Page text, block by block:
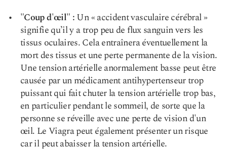
"Coup d'œil" :Un « accident vasculaire cérébral »
signifie qu’il y a trop peu de flux sanguin vers les
tissus oculaires. Cela entraînera éventuellement la
mort des tissus et une perte permanente de la vision.
Une tension artérielle anormalement basse peut être
causée par un médicament antihypertenseur trop
puissant qui fait chuter la tension artérielle trop bas,
en particulier pendant le sommeil, de sorte que la
personne se réveille avec une perte de vision d'un
œil. Le Viagra peut également présenter un risque
car il peut abaisser la tension artérielle.